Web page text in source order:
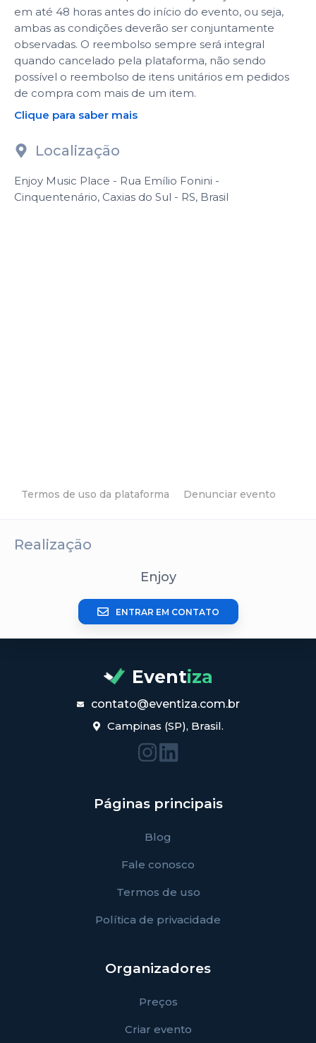
em até 48 horas antes do início do evento, ou seja,
ambas as condições deverão ser conjuntamente
observadas. O reembolso sempre será integral
quando cancelado pela plataforma, não sendo
possível o reembolso de itens unitários em pedidos
de compra com mais de um item.
Clique para saber mais
Localização
Enjoy Music Place - Rua Emílio Fonini -
Cinquentenário, Caxias do Sul - RS, Brasil
Termos de uso da plataforma Denunciar evento
Realização
Enjoy
ENTRAR EM CONTATO
Eventiza
contato@eventiza.com.br
Campinas (SP), Brasil.
Páginas principais
Blog
Fale conosco
Termos de uso
Política de privacidade
Organizadores
Preços
Criar evento